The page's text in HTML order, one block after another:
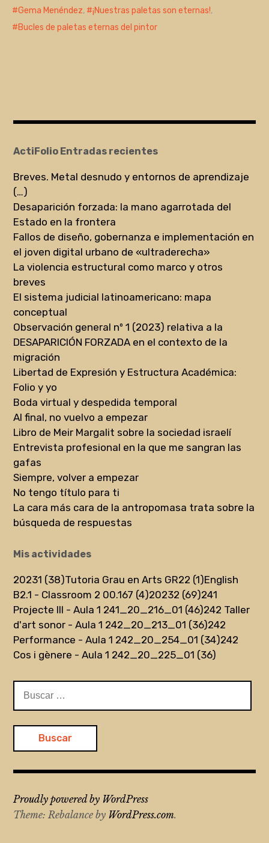
Gema Menéndez, ¡Nuestras paletas son eternas!,
Bucles de paletas eternas del pintor
ActiFolio Entradas recientes
Breves. Metal desnudo y entornos de aprendizaje
(…)
Desaparición forzada: la mano agarrotada del
Estado en la frontera
Fallos de diseño, gobernanza e implementación en
el joven digital urbano de «ultraderecha»
La violencia estructural como marco y otros
breves
El sistema judicial latinoamericano: mapa
conceptual
Observación general nº 1 (2023) relativa a la
DESAPARICIÓN FORZADA en el contexto de la
migración
Libertad de Expresión y Estructura Académica:
Folio y yo
Boda virtual y despedida temporal
Al final, no vuelvo a empezar
Libro de Meir Margalit sobre la sociedad israelí
Entrevista profesional en la que me sangran las
gafas
Siempre, volver a empezar
No tengo título para ti
La cara más cara de la antropomasa trata sobre la
búsqueda de respuestas
Mis actividades
20231 (38)Tutoria Grau en Arts GR22 (1)English
B2.1 - Classroom 2 00.167 (4)20232 (69)241
Projecte III - Aula 1 241_20_216_01 (46)242 Taller
d'art sonor - Aula 1 242_20_213_01 (36)242
Performance - Aula 1 242_20_254_01 (34)242
Cos i gènere - Aula 1 242_20_225_01 (36)
Proudly powered by WordPress
Theme: Rebalance by WordPress.com.